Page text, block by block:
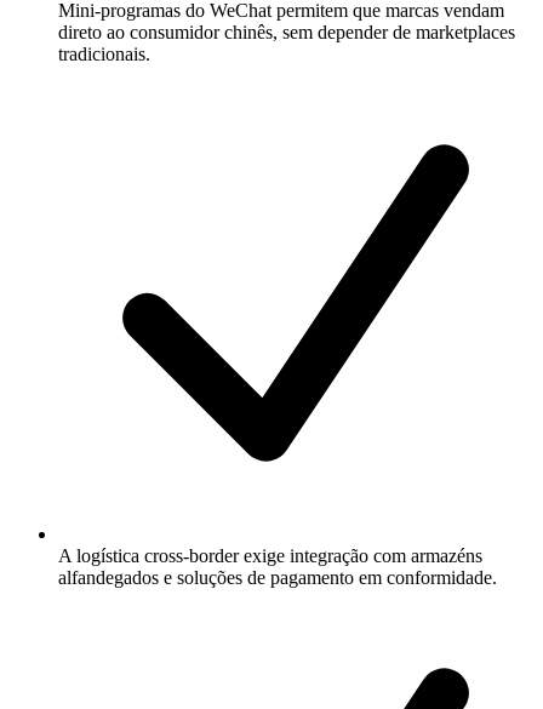
Mini-programas do WeChat permitem que marcas vendam
direto ao consumidor chinês, sem depender de marketplaces
tradicionais.
A logística cross-border exige integração com armazéns
alfandegados e soluções de pagamento em conformidade.